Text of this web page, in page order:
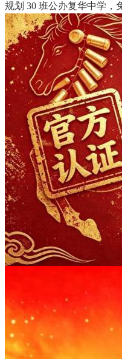
规划 30 班公办复华中学，